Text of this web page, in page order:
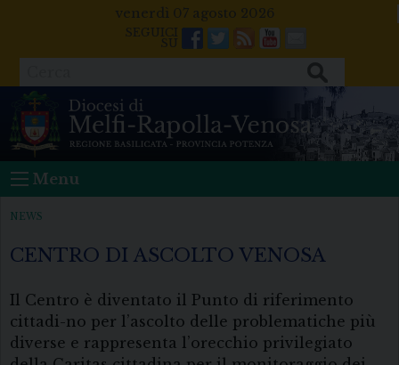
venerdì 07 agosto 2026
Facebook
Twitter
FeedsYoutube
Mail
Menu
NEWS
CENTRO DI ASCOLTO VENOSA
Il Centro è diventato il Punto di riferimento
cittadi-no per l’ascolto delle problematiche più
diverse e rappresenta l’orecchio privilegiato